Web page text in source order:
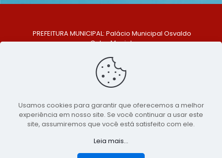
PREFEITURA MUNICIPAL: Palácio Municipal Osvaldo
Celso Maciel
Centro, São Bento do Una - PE. CEP: 553370-128
TELEFONE: (81) 99548-1569
E-MAIL: ouvidoria@saobentodouna.pe.gov.br
Copyright 2021-2026 - Assessoria de Comunicação da
Prefeitura de São Bento do Una - PE
Página desenvolvida pela agência de
publicidadeLumusWeb - Agência Digital
Usamos cookies para garantir que oferecemos a melhor
experiência em nosso site. Se você continuar a usar este
site, assumiremos que você está satisfeito com ele.
Leia mais...